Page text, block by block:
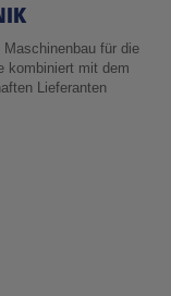
für die
kombiniert mit dem
Lieferanten